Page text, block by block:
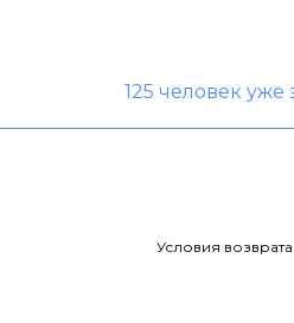
125 человек
Условия возврата